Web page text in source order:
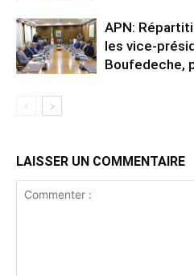
APN:
les vice-
Boufedeche,
LAISSER UN COMMENTAIRE